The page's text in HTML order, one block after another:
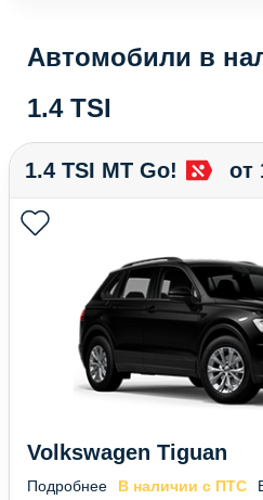
Автомобили в
1.4 TSI
1.4 TSI MT Go! от
Volkswagen Tiguan
Подробнее В наличии с ПТС